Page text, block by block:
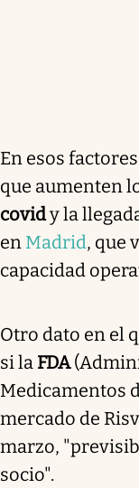
En esos
que aumenten
covidy la
en Madrid, que
capacidad
Otro dato en el
si la FDA
Medicamentos
mercado de
marzo,
socio".